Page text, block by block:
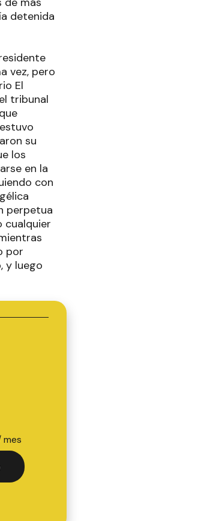
detenida
vez, pero
El
tribunal
su
los
en la
con
perpetua
cualquier
por
y luego
mes